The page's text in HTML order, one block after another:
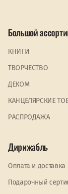
Большой
КНИГИ
ТВОРЧЕСТВО
ДЕКОМ
КАНЦЕЛЯРСКИЕ
PАСПРОДАЖА
Дирижабль
Оплата и доставка
Подарочный